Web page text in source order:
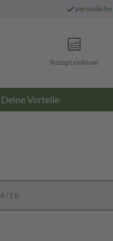
persönliche
Rezept einlösen
Deine Vorteile
/ 1 l)